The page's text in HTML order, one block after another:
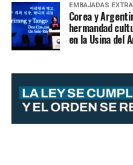
EMBAJADAS
Corea y
hermandad
en la Usina del